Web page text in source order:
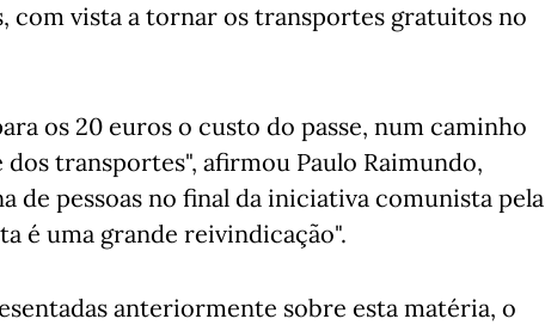
com vista a tornar os transportes gratuitos no
os 20 euros o custo do passe, num caminho
transportes", afirmou Paulo Raimundo,
de pessoas no final da iniciativa comunista pela
é uma grande reivindicação".
anteriormente sobre esta matéria, o